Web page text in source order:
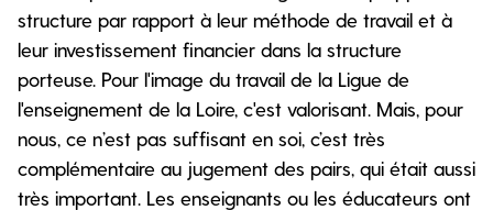
structure par rapport à leur méthode de travail et à
leur investissement financier dans la structure
porteuse. Pour l'image du travail de la Ligue de
l'enseignement de la Loire, c'est valorisant. Mais, pour
nous, ce n’est pas suffisant en soi, c’est très
complémentaire au jugement des pairs, qui était aussi
très important. Les enseignants ou les éducateurs ont